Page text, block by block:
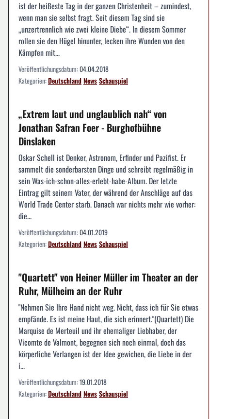
ist der heißeste Tag in der ganzen Christenheit – zumindest,
wenn man sie selbst fragt. Seit diesem Tag sind sie
„unzertrennlich wie zwei kleine Diebe“. In diesem Sommer
rollen sie den Hügel hinunter, lecken ihre Wunden von den
Kämpfen mit...
Veröffentlichungsdatum:04.04.2018
Kategorien:DeutschlandNewsSchauspiel
„Extrem laut und unglaublich nah“ von
Jonathan Safran Foer - Burghofbühne
Dinslaken
Oskar Schell ist Denker, Astronom, Erfinder und Pazifist. Er
sammelt die sonderbarsten Dinge und schreibt regelmäßig in
sein Was-ich-schon-alles-erlebt-habe-Album. Der letzte
Eintrag gilt seinem Vater, der während der Anschläge auf das
World Trade Center starb. Danach war nichts mehr wie vorher:
die...
Veröffentlichungsdatum:04.01.2019
Kategorien:DeutschlandNewsSchauspiel
"Quartett" von Heiner Müller im Theater an der
Ruhr, Mülheim an der Ruhr
"Nehmen Sie Ihre Hand nicht weg. Nicht, dass ich für Sie etwas
empfände. Es ist meine Haut, die sich erinnert."(Quartett) Die
Marquise de Merteuil und ihr ehemaliger Liebhaber, der
Vicomte de Valmont, begegnen sich noch einmal, doch das
körperliche Verlangen ist der Idee gewichen, die Liebe in der
i...
Veröffentlichungsdatum:19.01.2018
Kategorien:DeutschlandNewsSchauspiel